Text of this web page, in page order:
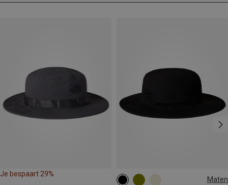
Je bespaart 29%
Maten
M|S